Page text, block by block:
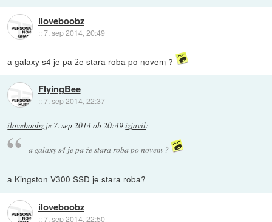
iloveboobz
::7. sep 2014, 20:49
a galaxy s4 je pa že stara roba po novem ?
FlyingBee
::7. sep 2014, 22:37
iloveboobz je 7. sep 2014 ob 20:49izjavil:
a galaxy s4 je pa že stara roba po novem ?
a Kingston V300 SSD je stara roba?
iloveboobz
::7. sep 2014, 22:50